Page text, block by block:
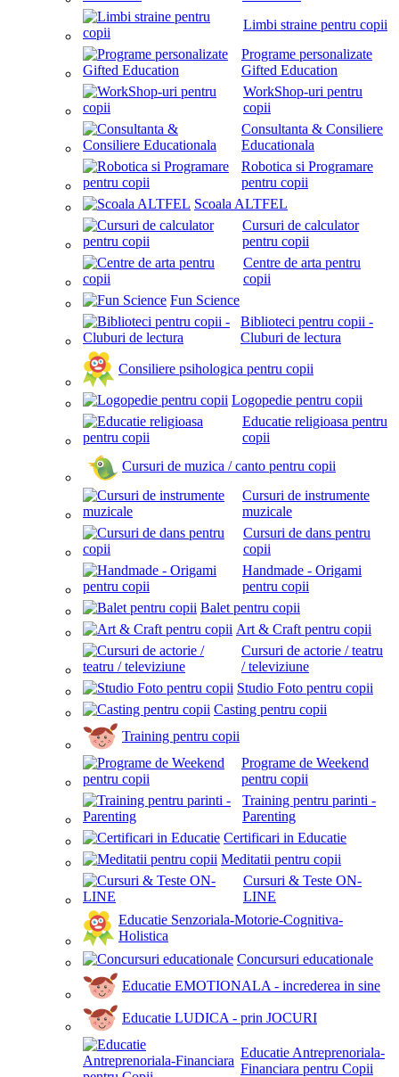
Limbi straine pentru copii
Programe personalizate
Gifted Education
WorkShop-uri pentru
copii
Consultanta & Consiliere
Educationala
Robotica si Programare
pentru copii
Scoala ALTFEL
Cursuri de calculator
pentru copii
Centre de arta pentru
copii
Fun Science
Biblioteci pentru copii -
Cluburi de lectura
Consiliere psihologica pentru copii
Logopedie pentru copii
Educatie religioasa pentru
copii
Cursuri de muzica / canto pentru copii
Cursuri de instrumente
muzicale
Cursuri de dans pentru
copii
Handmade - Origami
pentru copii
Balet pentru copii
Art & Craft pentru copii
Cursuri de actorie / teatru
/ televiziune
Studio Foto pentru copii
Casting pentru copii
Training pentru copii
Programe de Weekend
pentru copii
Training pentru parinti -
Parenting
Certificari in Educatie
Meditatii pentru copii
Cursuri & Teste ON-
LINE
Educatie Senzoriala-Motorie-Cognitiva-
Holistica
Concursuri educationale
Educatie EMOTIONALA - increderea in sine
Educatie LUDICA - prin JOCURI
Educatie Antreprenoriala-
Financiara pentru Copii